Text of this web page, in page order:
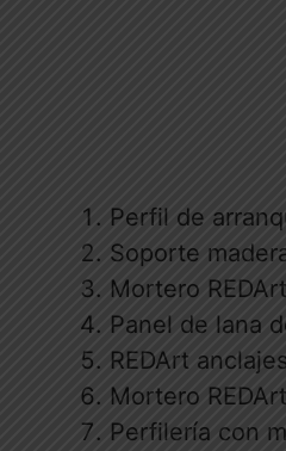
Perfil de
Soporte
Mortero
Panel de lana
REDArt
Mortero
Perfilería con